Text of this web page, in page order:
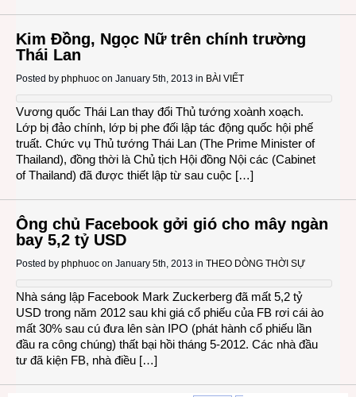
Kim Đồng, Ngọc Nữ trên chính trường
Thái Lan
Posted by phphuoc on January 5th, 2013 in BÀI VIẾT
Vương quốc Thái Lan thay đổi Thủ tướng xoành xoạch.
Lớp bị đảo chính, lớp bị phe đối lập tác động quốc hội phế
truất. Chức vụ Thủ tướng Thái Lan (The Prime Minister of
Thailand), đồng thời là Chủ tịch Hội đồng Nội các (Cabinet
of Thailand) đã được thiết lập từ sau cuộc […]
Ông chủ Facebook gởi gió cho mây ngàn
bay 5,2 tỷ USD
Posted by phphuoc on January 5th, 2013 in THEO DÒNG THỜI SỰ
Nhà sáng lập Facebook Mark Zuckerberg đã mất 5,2 tỷ
USD trong năm 2012 sau khi giá cổ phiếu của FB rơi cái ào
mất 30% sau cú đưa lên sàn IPO (phát hành cổ phiếu lần
đầu ra công chúng) thất bại hồi tháng 5-2012. Các nhà đầu
tư đã kiện FB, nhà điều […]